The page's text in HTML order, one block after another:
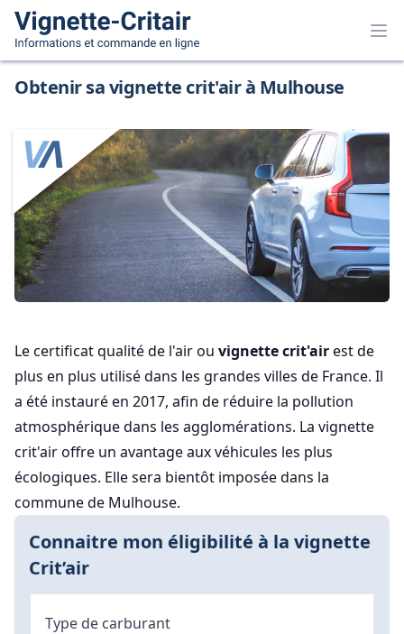
Obtenir sa vignette crit'air à Mulhouse
Le certificat qualité de l'air ou vignette crit'airest de
plus en plus utilisé dans les grandes villes de France. Il
a été instauré en 2017, afin de réduire la pollution
atmosphérique dans les agglomérations. La vignette
crit'air offre un avantage aux véhicules les plus
écologiques. Elle sera bientôt imposée dans la
commune de Mulhouse.
Connaitre mon éligibilité à la vignette
Crit’air
Type de carburant